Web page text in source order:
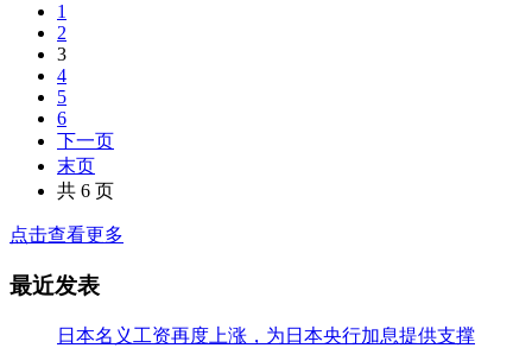
1
2
3
4
5
6
下一页
末页
共 6 页
点击查看更多
最近发表
日本名义工资再度上涨，为日本央行加息提供支撑